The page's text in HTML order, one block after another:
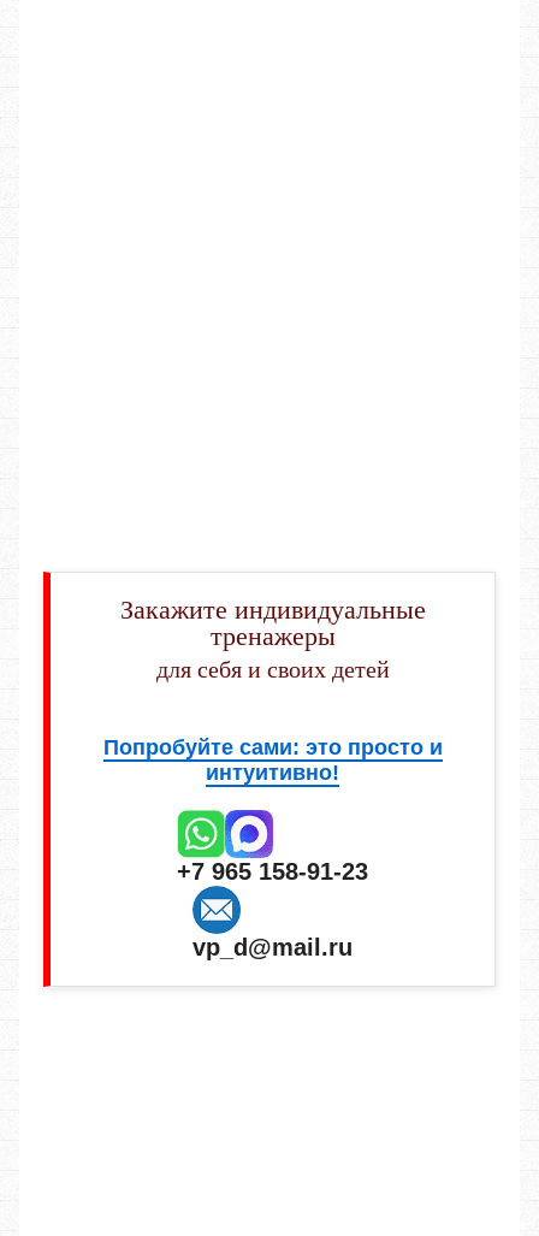
Закажите индивидуальные
тренажеры
для себя и своих детей
Попробуйте сами: это просто и
интуитивно!
+7 965 158-91-23
vp_d@mail.ru